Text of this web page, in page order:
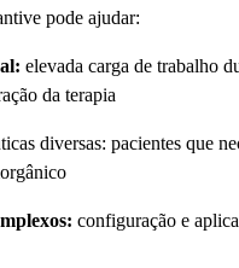
pode ajudar:
elevada carga de trabalho
da terapia
diversas: pacientes que
configuração e